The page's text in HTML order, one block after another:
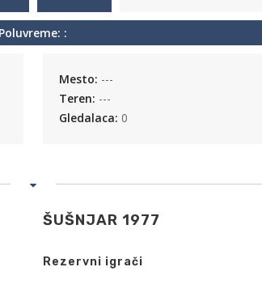
Poluvreme: :
Mesto: ---
Teren: ---
Gledalaca: 0
ŠUŠNJAR 1977
Rezervni igrači